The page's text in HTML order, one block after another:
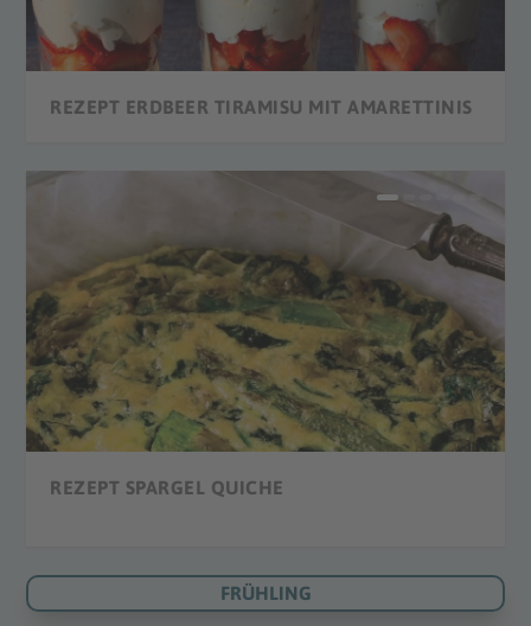
REZEPT ERDBEER TIRAMISU MIT AMARETTINIS
REZEPT SPARGEL QUICHE
FRÜHLING